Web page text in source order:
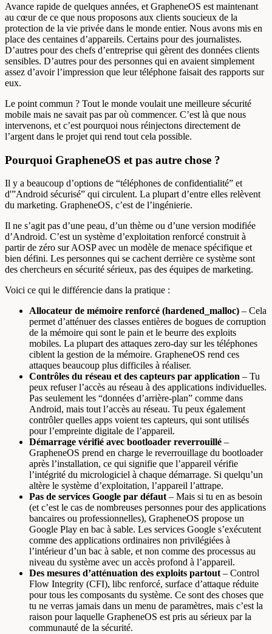
Avance rapide de quelques années, et GrapheneOS est maintenant
au cœur de ce que nous proposons aux clients soucieux de la
protection de la vie privée dans le monde entier. Nous avons mis en
place des centaines d’appareils. Certains pour des journalistes.
D’autres pour des chefs d’entreprise qui gèrent des données clients
sensibles. D’autres pour des personnes qui en avaient simplement
assez d’avoir l’impression que leur téléphone faisait des rapports sur
eux.
Le point commun ? Tout le monde voulait une meilleure sécurité
mobile mais ne savait pas par où commencer. C’est là que nous
intervenons, et c’est pourquoi nous réinjectons directement de
l’argent dans le projet qui rend tout cela possible.
Pourquoi GrapheneOS et pas autre chose ?
Il y a beaucoup d’options de “téléphones de confidentialité” et
d'”Android sécurisé” qui circulent. La plupart d’entre elles relèvent
du marketing. GrapheneOS, c’est de l’ingénierie.
Il ne s’agit pas d’une peau, d’un thème ou d’une version modifiée
d’Android. C’est un système d’exploitation renforcé construit à
partir de zéro sur AOSP avec un modèle de menace spécifique et
bien défini. Les personnes qui se cachent derrière ce système sont
des chercheurs en sécurité sérieux, pas des équipes de marketing.
Voici ce qui le différencie dans la pratique :
Allocateur de mémoire renforcé (hardened_malloc) – Cela
permet d’atténuer des classes entières de bogues de corruption
de la mémoire qui sont le pain et le beurre des exploits
mobiles. La plupart des attaques zero-day sur les téléphones
ciblent la gestion de la mémoire. GrapheneOS rend ces
attaques beaucoup plus difficiles à réaliser.
Contrôles du réseau et des capteurs par application – Tu
peux refuser l’accès au réseau à des applications individuelles.
Pas seulement les “données d’arrière-plan” comme dans
Android, mais tout l’accès au réseau. Tu peux également
contrôler quelles apps voient tes capteurs, qui sont utilisés
pour l’empreinte digitale de l’appareil.
Démarrage vérifié avec bootloader reverrouillé –
GrapheneOS prend en charge le reverrouillage du bootloader
après l’installation, ce qui signifie que l’appareil vérifie
l’intégrité du micrologiciel à chaque démarrage. Si quelqu’un
altère le système d’exploitation, l’appareil l’attrape.
Pas de services Google par défaut – Mais si tu en as besoin
(et c’est le cas de nombreuses personnes pour des applications
bancaires ou professionnelles), GrapheneOS propose un
Google Play en bac à sable. Les services Google s’exécutent
comme des applications ordinaires non privilégiées à
l’intérieur d’un bac à sable, et non comme des processus au
niveau du système avec un accès profond à l’appareil.
Des mesures d’atténuation des exploits partout – Control
Flow Integrity (CFI), libc renforcé, surface d’attaque réduite
pour tous les composants du système. Ce sont des choses que
tu ne verras jamais dans un menu de paramètres, mais c’est la
raison pour laquelle GrapheneOS est pris au sérieux par la
communauté de la sécurité.